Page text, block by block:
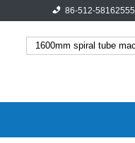
86-512-58162555